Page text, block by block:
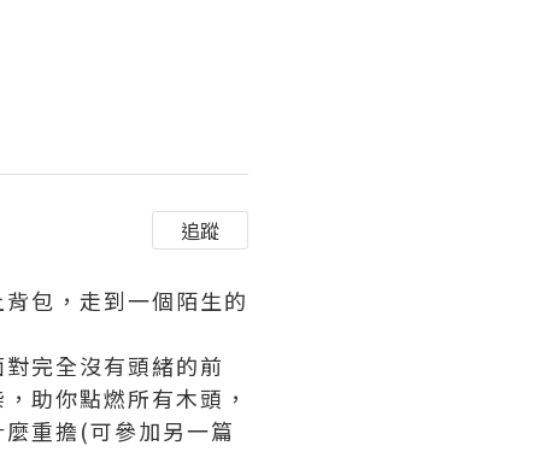
追蹤
包，走到一個陌生的
完全沒有頭緒的前
助你點燃所有木頭，
重擔(可參加另一篇